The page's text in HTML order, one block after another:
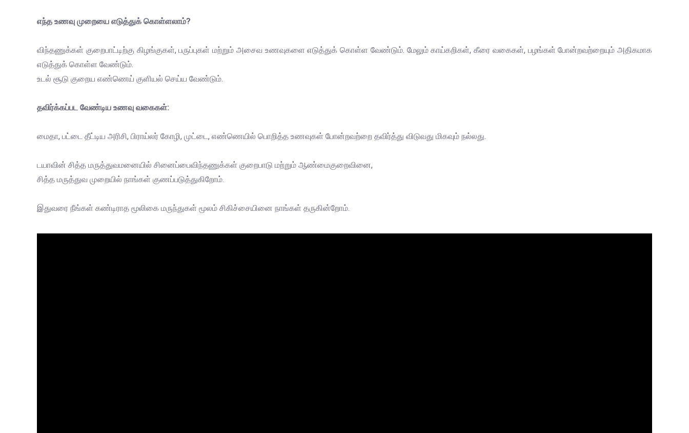
எந்த உணவு முறையை எடுத்துக் கொள்ளலாம்?
விந்தணுக்கள் குறைபாட்டிற்கு கிழங்குகள், பருப்புகள் மற்றும் அசைவ உணவுகளை எடுத்துக் கொள்ள வேண்டும். மேலும் காய்கறிகள், கீரை வகைகள், பழங்கள் போன்றவற்றையும் அதிகமாக
எடுத்துக் கொள்ள வேண்டும்.
உடல் சூடு குறைய எண்ணெய் குளியல் செய்ய வேண்டும்.
தவிர்க்கப்பட வேண்டிய உணவு வகைகள்:
மைதா, பட்டை தீட்டிய அரிசி, பிராய்லர் கோழி, முட்டை, எண்ணெயில் பொறித்த உணவுகள் போன்றவற்றை தவிர்த்து விடுவது மிகவும் நல்லது.
டயாவின் சித்த மருத்துவமனையில் சினைப்பைவிந்தணுக்கள் குறைபாடு மற்றும் ஆண்மைகுறைவினை,
சித்த மருத்துவ முறையில் நாங்கள் குணப்படுத்துகிறோம்.
இதுவரை நீங்கள் கண்டிராத மூலிகை மருந்துகள் மூலம் சிகிச்சையினை நாங்கள் தருகின்றோம்.